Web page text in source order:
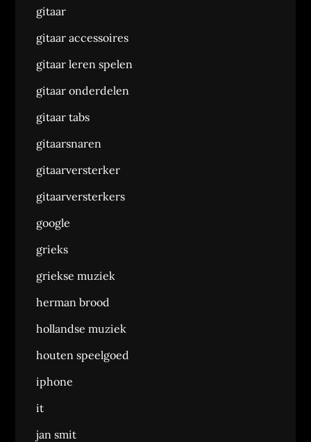
gitaar
gitaar accessoires
gitaar leren spelen
gitaar onderdelen
gitaar tabs
gitaarsnaren
gitaarversterker
gitaarversterkers
google
grieks
griekse muziek
herman brood
hollandse muziek
houten speelgoed
iphone
it
jan smit